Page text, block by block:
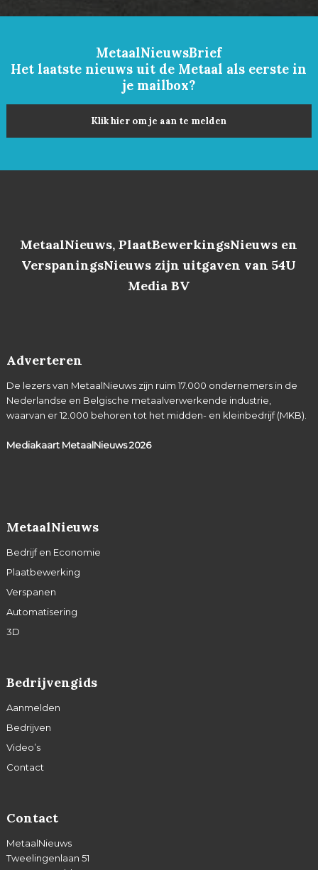
MetaalNieuwsBrief
Het laatste nieuws uit de Metaal als eerste in
je mailbox?
Klik hier om je aan te melden
MetaalNieuws, PlaatBewerkingsNieuws en
VerspaningsNieuws zijn uitgaven van 54U
Media BV
Adverteren
De lezers van MetaalNieuws zijn ruim 17.000 ondernemers in de
Nederlandse en Belgische metaalverwerkende industrie,
waarvan er 12.000 behoren tot het midden- en kleinbedrijf (MKB).
Mediakaart MetaalNieuws2026
MetaalNieuws
Bedrijf en Economie
Plaatbewerking
Verspanen
Automatisering
3D
Bedrijvengids
Aanmelden
Bedrijven
Video’s
Contact
Contact
MetaalNieuws
Tweelingenlaan 51